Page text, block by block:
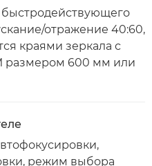
отражение 40:60,
краями зеркала с
размером 600 мм или
режим выбора